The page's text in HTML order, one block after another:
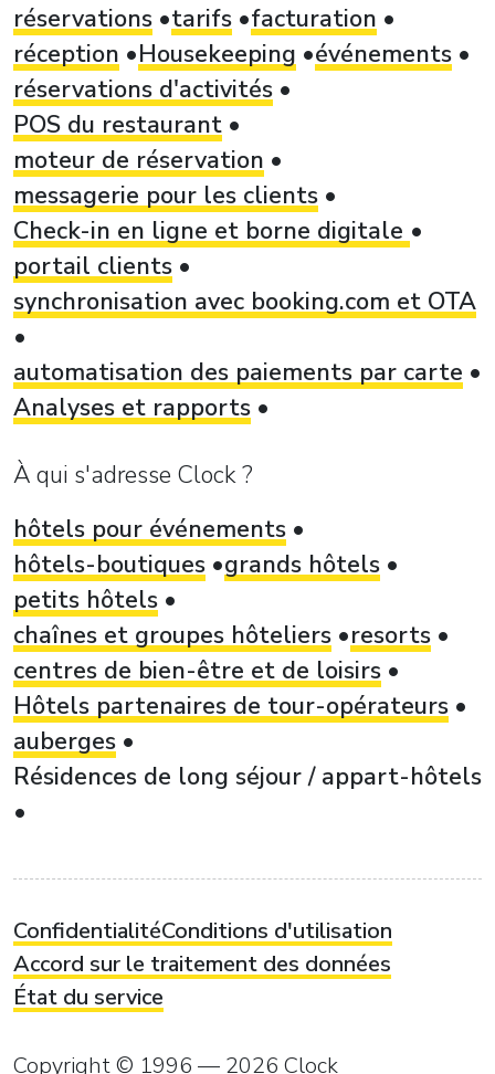
réservations tarifs facturation
réception
Housekeeping
événements
réservations d'activités
POS du restaurant
moteur de réservation
messagerie pour les clients
Check-in en ligne et borne digitale
portail clients
synchronisation avec booking.com et OTA
automatisation des paiements par carte
Analyses et rapports
À qui s'adresse Clock ?
hôtels pour événements
hôtels-boutiques grands hôtels
petits hôtels
chaînes et groupes hôteliers
resorts
centres de bien-être et de loisirs
Hôtels partenaires de tour-opérateurs
auberges
Résidences de long séjour / appart-hôtels
ConfidentialitéConditions d'utilisation
Accord sur le traitement des données
État du service
Copyright © 1996 — 2026 Clock